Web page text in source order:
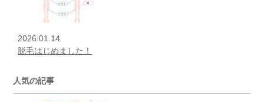
2026.01.14
脱毛はじめました！
人気の記事